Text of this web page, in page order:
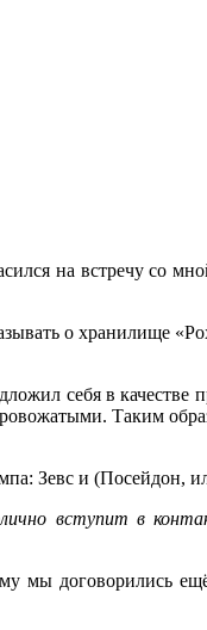
на встречу со
о хранилище
себя в качестве
Таким
Зевс и (Посейдон,
вступит в
мы договорились